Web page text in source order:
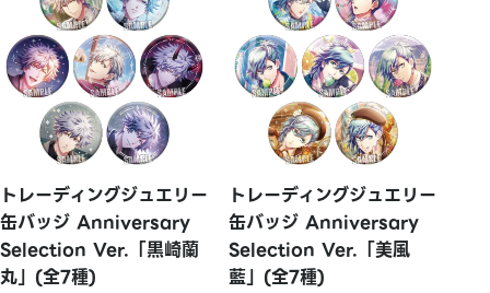
トレーディングジュエリー
缶バッジ Anniversary
Selection Ver.「黒崎蘭
丸」(全7種)
トレーディングジュエリー
缶バッジ Anniversary
Selection Ver.「美風
藍」(全7種)